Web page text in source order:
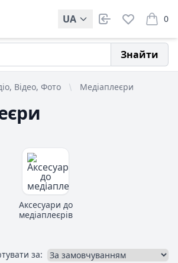
UA 0
items
Знайти
Відео, Фото Медіаплеєри
Аксесуари до
медіаплеєрів
за: